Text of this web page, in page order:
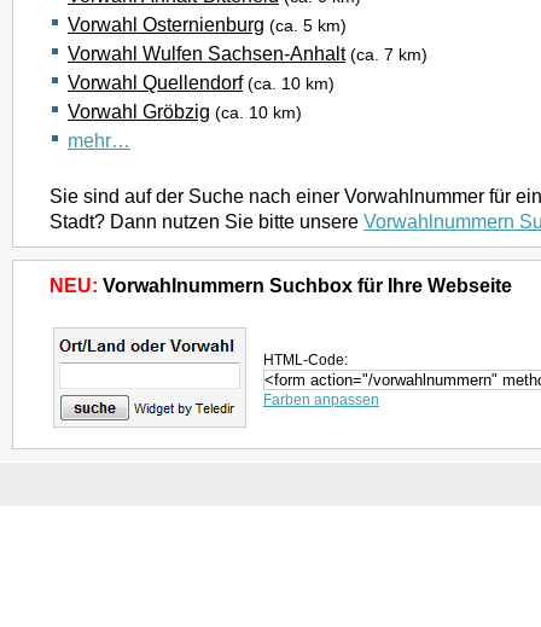
Vorwahl Osternienburg (ca. 5 km)
Vorwahl Wulfen Sachsen-Anhalt (ca. 7 km)
Vorwahl Quellendorf (ca. 10 km)
Vorwahl Gröbzig (ca. 10 km)
mehr…
Sie sind auf der Suche nach einer Vorwahlnummer für
Stadt? Dann nutzen Sie bitte unsere Vorwahlnummern
NEU: Vorwahlnummern Suchbox für Ihre Webseite
HTML-Code:
Farben anpassen